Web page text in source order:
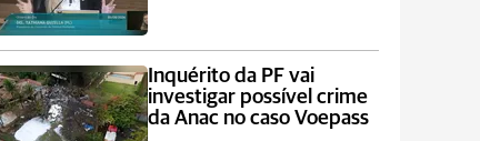
Inquérito da PF vai
investigar possível crime
da Anac no caso Voepass